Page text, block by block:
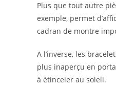
Plus que tout autre
exemple, permet
cadran de montre
A l’inverse, les
plus inaperçu en
à étinceler au soleil.